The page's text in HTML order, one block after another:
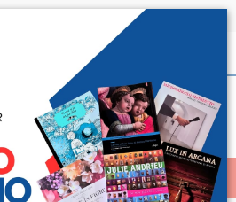
per tutti i libri disponibili